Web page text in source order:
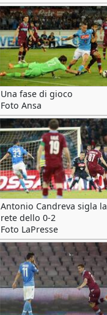
Una fase di gioco
Foto Ansa
Antonio Candreva sigla la
rete dello 0-2
Foto LaPresse